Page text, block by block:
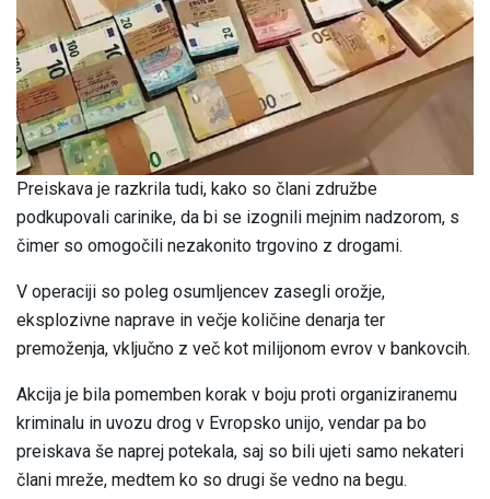
Preiskava je razkrila tudi, kako so člani združbe
podkupovali carinike, da bi se izognili mejnim nadzorom, s
čimer so omogočili nezakonito trgovino z drogami.
V operaciji so poleg osumljencev zasegli orožje,
eksplozivne naprave in večje količine denarja ter
premoženja, vključno z več kot milijonom evrov v bankovcih.
Akcija je bila pomemben korak v boju proti organiziranemu
kriminalu in uvozu drog v Evropsko unijo, vendar pa bo
preiskava še naprej potekala, saj so bili ujeti samo nekateri
člani mreže, medtem ko so drugi še vedno na begu.